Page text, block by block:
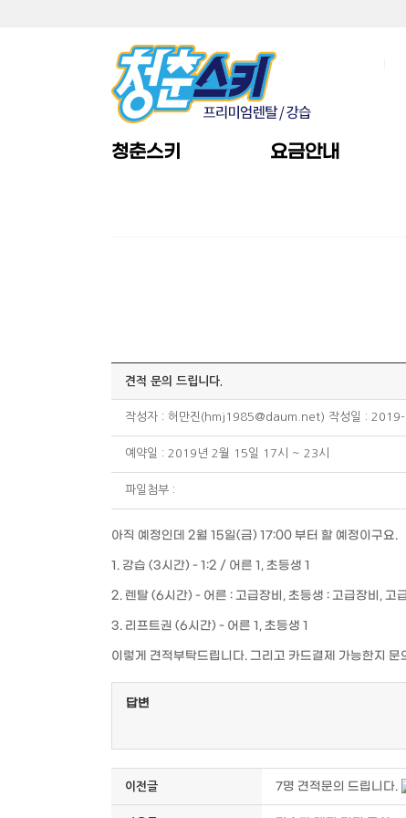
청춘스키 요금안내
견적 문의 드립니다.
작성자 : 허만진(hmj1985@daum.net) 작성일 :
예약일 : 2019년 2월 15일 17시 ~ 23시
파일첨부 :
아직 예정인데 2월 15일(금) 17:00 부터 할 예정이구요.
1. 강습 (3시간) - 1:2 / 어른 1, 초등생 1
2. 렌탈 (6시간) - 어른 : 고급장비, 초등생 : 고급장비, 고
3. 리프트권 (6시간) - 어른 1, 초등생 1
이렇게 견적부탁드립니다. 그리고 카드결제 가능한지 문
답변
이전글 7명 견적문의 드립니다.